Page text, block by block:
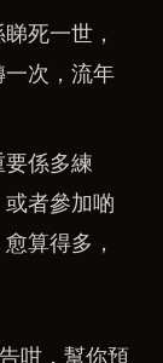
死一世，
次，流年
係多練
者參加啲
算得多，
咁，幫你預